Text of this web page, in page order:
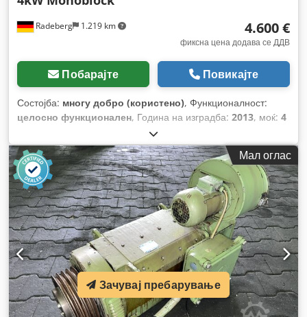
Radeberg 1.219 km 4.600 €
фиксна цена додава се ДДВ
Побарајте Повикајте
Состојба: многу добро (користено), Функционалност:
целосно функционален, Година на изградба: 2013, моќ: 4
, вкупна тежина:
должина:590 мм, вкупна ширина:440 мм, вкупна висина:
360 мм, Мал оглас
Зачувај пребарување